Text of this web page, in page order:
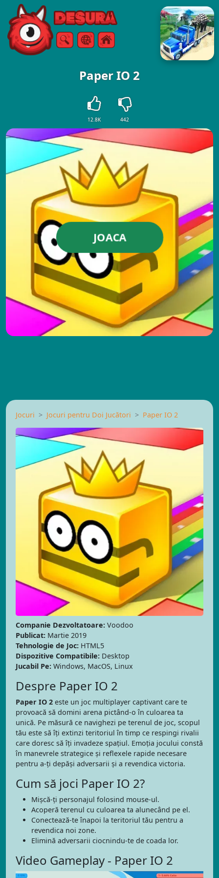
Free Online Games
CăutareMeniul
Paper IO 2
12.8K 442
JOACA
Jocuri Jocuri pentru Doi Jucători Paper IO 2
Companie Dezvoltatoare: Voodoo
Publicat: Martie 2019
Tehnologie de Joc: HTML5
Dispozitive Compatibile: Desktop
Jucabil Pe: Windows, MacOS, Linux
Despre Paper IO 2
Paper IO 2 este un joc multiplayer captivant care te
provoacă să domini arena pictând-o în culoarea ta
unică. Pe măsură ce navighezi pe terenul de joc, scopul
tău este să îți extinzi teritoriul în timp ce respingi rivalii
care doresc să îți invadeze spațiul. Emoția jocului constă
în manevrele strategice și reflexele rapide necesare
pentru a-ți depăși adversarii și a revendica victoria.
Cum să joci Paper IO 2?
Mișcă-ți personajul folosind mouse-ul.
Acoperă terenul cu culoarea ta alunecând pe el.
Conectează-te înapoi la teritoriul tău pentru a
revendica noi zone.
Elimină adversarii ciocnindu-te de coada lor.
Video Gameplay - Paper IO 2